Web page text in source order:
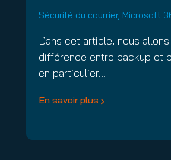
Sécurité du courrier, Microsoft
Dans cet article, nous
différence entre backup et
en particulier…
En savoir plus